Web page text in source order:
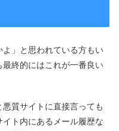
よ」と思われている方もい
終的にはこれが一番良い
悪質サイトに直接言っても
ト内にあるメール履歴な